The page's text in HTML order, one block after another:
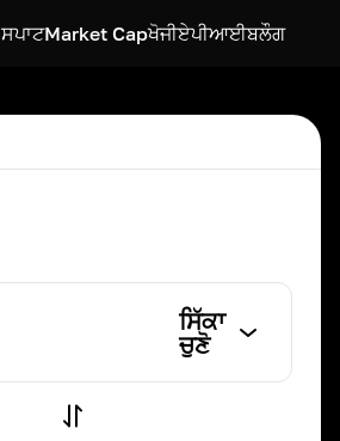
ਸਪਾਟMarket Capਖੋਜੀਏਪੀਆਈਬਲੌਗ
ਸਿੱਕਾ
ਚੁਣੋ